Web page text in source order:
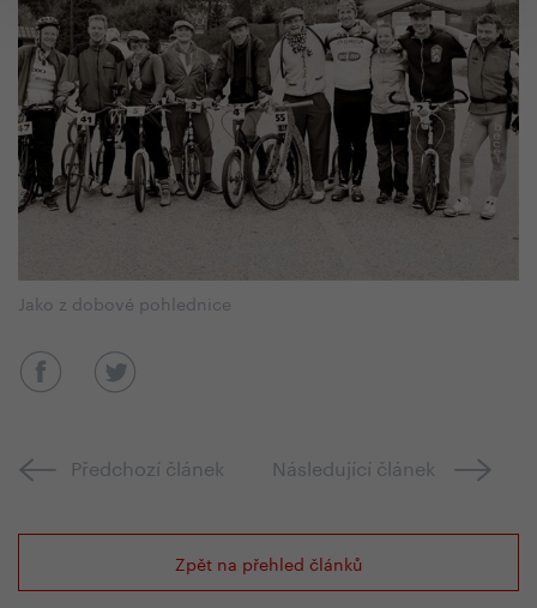
Jako z dobové pohlednice
Předchozí článek Následující článek
Zpět na přehled článků